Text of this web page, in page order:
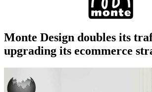
Monte Design doubles its
upgrading its ecommerce